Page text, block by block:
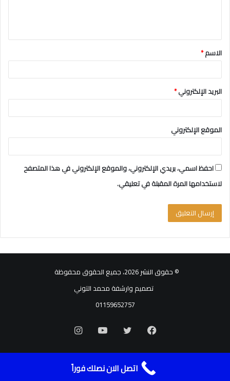
ق
*
الاسم*
البريد الإلكتروني*
الموقع الإلكتروني
احفظ اسمي، بريدي الإلكتروني، والموقع الإلكتروني في هذا المتصفح
لاستخدامها المرة المقبلة في تعليقي.
© حقوق النشر 2026، جميع الحقوق محفوظة
تصميم وارشفة محمد التوني
01159652757
فيسبوك يوتيوبانستقرام
اتصل الان نصلك فوراً